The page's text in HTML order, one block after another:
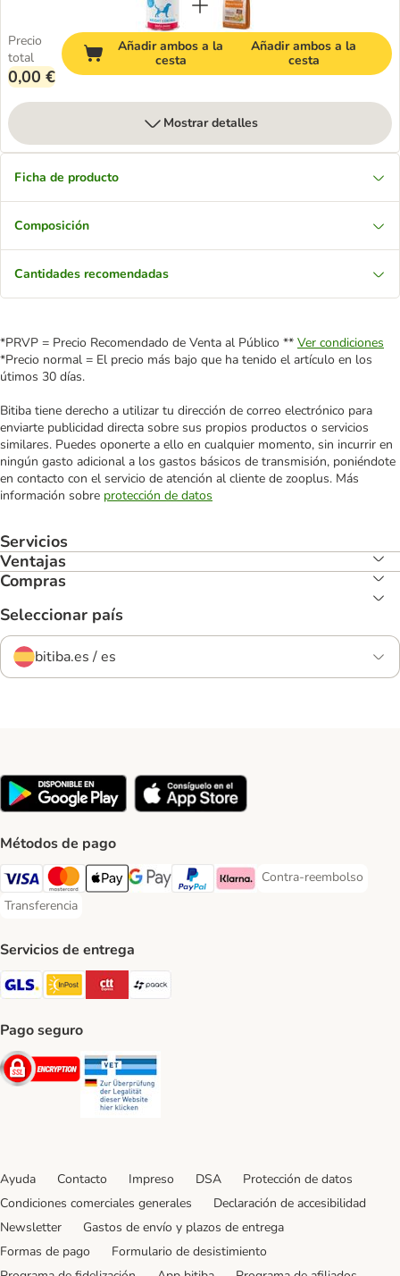
Precio
total
0,00 €
Añadir ambos a la
cesta
Añadir ambos a la
cesta
Mostrar detalles
Ficha de producto
Composición
Cantidades recomendadas
*PRVP = Precio Recomendado de Venta al Público ** Ver condiciones
*Precio normal = El precio más bajo que ha tenido el artículo en los
útimos 30 días.
Bitiba tiene derecho a utilizar tu dirección de correo electrónico para
enviarte publicidad directa sobre sus propios productos o servicios
similares. Puedes oponerte a ello en cualquier momento, sin incurrir en
ningún gasto adicional a los gastos básicos de transmisión, poniéndote
en contacto con el servicio de atención al cliente de zooplus. Más
información sobre protección de datos
Servicios
Ventajas
Compras
Seleccionar país
bitiba.es / es
Métodos de pago
Visa Payment Method
Mastercard Payment Method
Apple Pay Payment Method
Google Pay Payment Method
PayPal Payment Method
Klarna Payment Method
Contra-reembolso
Contra-reembolso
Transferencia
Transferencia Payment Method
Servicios de entrega
GLS Shipping Method
InPost Shipping Method
CTTExpress Shipping Method
paack Shipping Method
Pago seguro
Security
Ayuda Contacto Impreso DSA
Protección de datos
Condiciones comerciales generales
Declaración de accesibilidad
Newsletter
Gastos de envío y plazos de entrega
Formas de pago
Formulario de desistimiento